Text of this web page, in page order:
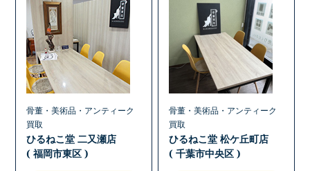
骨董・美術品・アンティーク
買取
ひるねこ堂 二又瀬店
( 福岡市東区 )
骨董・美術品・アンティーク
買取
ひるねこ堂 松ケ丘町店
( 千葉市中央区 )